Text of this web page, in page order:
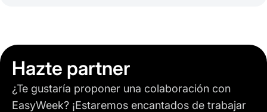
Hazte partner
¿Te gustaría proponer una colaboración con
EasyWeek? ¡Estaremos encantados de trabajar